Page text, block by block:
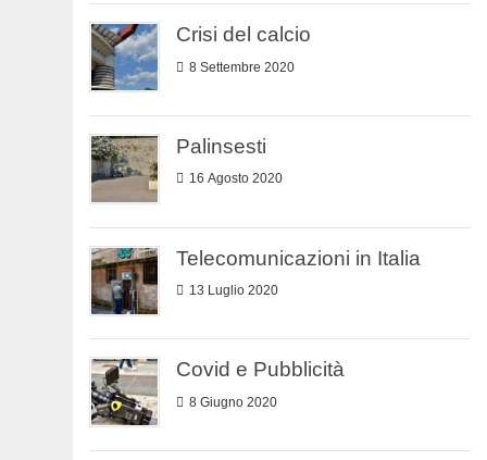
Crisi del calcio
8 Settembre 2020
Palinsesti
16 Agosto 2020
Telecomunicazioni in Italia
13 Luglio 2020
Covid e Pubblicità
8 Giugno 2020